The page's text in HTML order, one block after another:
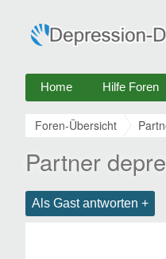
Home Hilfe Foren
Foren-Übersicht
Partner
Als Gast antworten +